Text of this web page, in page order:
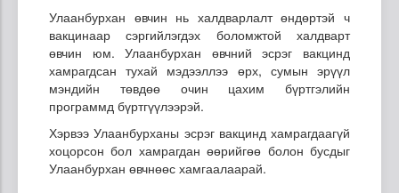
Улаанбурхан өвчин нь халдварлалт өндөртэй ч
вакцинаар сэргийлэгдэх боломжтой халдварт
өвчин юм. Улаанбурхан өвчний эсрэг вакцинд
хамрагдсан тухай мэдээллээ өрх, сумын эрүүл
мэндийн төвдөө очин цахим бүртгэлийн
программд бүртгүүлээрэй.
Хэрвээ Улаанбурханы эсрэг вакцинд хамрагдаагүй
хоцорсон бол хамрагдан өөрийгөө болон бусдыг
Улаанбурхан өвчнөөс хамгаалаарай.